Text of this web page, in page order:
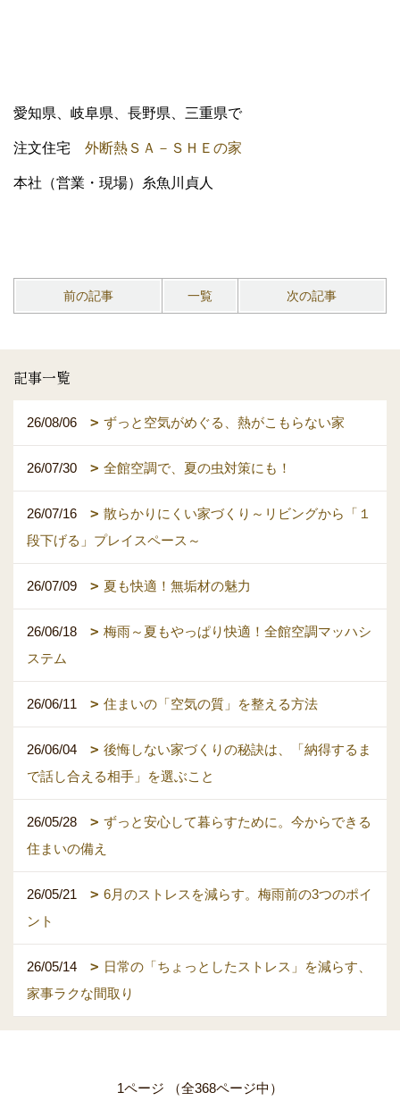
愛知県、岐阜県、長野県、三重県で
注文住宅 外断熱ＳＡ－ＳＨＥの家
本社（営業・現場）糸魚川貞人
前の記事 一覧 次の記事
記事一覧
26/08/06 ずっと空気がめぐる、熱がこもらない家
26/07/30 全館空調で、夏の虫対策にも！
26/07/16
散らかりにくい家づくり～リビングから「１
段下げる」プレイスペース～
26/07/09 夏も快適！無垢材の魅力
26/06/18
梅雨～夏もやっぱり快適！全館空調マッハシ
ステム
26/06/11 住まいの「空気の質」を整える方法
26/06/04
後悔しない家づくりの秘訣は、「納得するま
で話し合える相手」を選ぶこと
26/05/28
ずっと安心して暮らすために。今からできる
住まいの備え
26/05/21
6月のストレスを減らす。梅雨前の3つのポイ
ント
26/05/14
日常の「ちょっとしたストレス」を減らす、
家事ラクな間取り
1ページ （全368ページ中）